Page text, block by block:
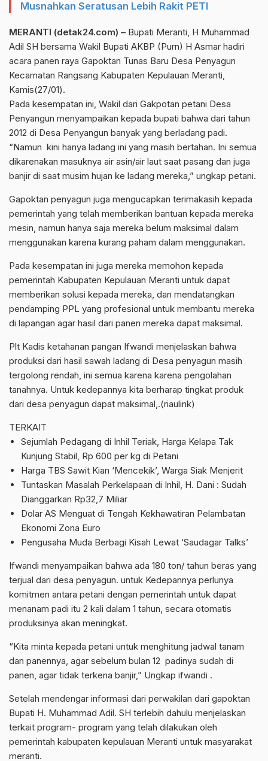
Musnahkan Seratusan Lebih Rakit PETI
MERANTI (detak24.com) – Bupati Meranti, H Muhammad
Adil SH bersama Wakil Bupati AKBP (Purn) H Asmar hadiri
acara panen raya Gapoktan Tunas Baru Desa Penyagun
Kecamatan Rangsang Kabupaten Kepulauan Meranti,
Kamis(27/01).
Pada kesempatan ini, Wakil dari Gakpotan petani Desa
Penyangun menyampaikan kepada bupati bahwa dari tahun
2012 di Desa Penyangun banyak yang berladang padi.
“Namun kini hanya ladang ini yang masih bertahan. Ini semua
dikarenakan masuknya air asin/air laut saat pasang dan juga
banjir di saat musim hujan ke ladang mereka,” ungkap petani.
Gapoktan penyagun juga mengucapkan terimakasih kepada
pemerintah yang telah memberikan bantuan kepada mereka
mesin, namun hanya saja mereka belum maksimal dalam
menggunakan karena kurang paham dalam menggunakan.
Pada kesempatan ini juga mereka memohon kepada
pemerintah Kabupaten Kepulauan Meranti untuk dapat
memberikan solusi kepada mereka, dan mendatangkan
pendamping PPL yang profesional untuk membantu mereka
di lapangan agar hasil dari panen mereka dapat maksimal.
Plt Kadis ketahanan pangan Ifwandi menjelaskan bahwa
produksi dari hasil sawah ladang di Desa penyagun masih
tergolong rendah, ini semua karena karena pengolahan
tanahnya. Untuk kedepannya kita berharap tingkat produk
dari desa penyagun dapat maksimal,.(riaulink)
TERKAIT
Sejumlah Pedagang di Inhil Teriak, Harga Kelapa Tak
Kunjung Stabil, Rp 600 per kg di Petani
Harga TBS Sawit Kian ‘Mencekik’, Warga Siak Menjerit
Tuntaskan Masalah Perkelapaan di Inhil, H. Dani : Sudah
Dianggarkan Rp32,7 Miliar
Dolar AS Menguat di Tengah Kekhawatiran Pelambatan
Ekonomi Zona Euro
Pengusaha Muda Berbagi Kisah Lewat ‘Saudagar Talks’
Ifwandi menyampaikan bahwa ada 180 ton/ tahun beras yang
terjual dari desa penyagun. untuk Kedepannya perlunya
komitmen antara petani dengan pemerintah untuk dapat
menanam padi itu 2 kali dalam 1 tahun, secara otomatis
produksinya akan meningkat.
“Kita minta kepada petani untuk menghitung jadwal tanam
dan panennya, agar sebelum bulan 12 padinya sudah di
panen, agar tidak terkena banjir,” Ungkap ifwandi .
Setelah mendengar informasi dari perwakilan dari gapoktan
Bupati H. Muhammad Adil. SH terlebih dahulu menjelaskan
terkait program- program yang telah dilakukan oleh
pemerintah kabupaten kepulauan Meranti untuk masyarakat
meranti.